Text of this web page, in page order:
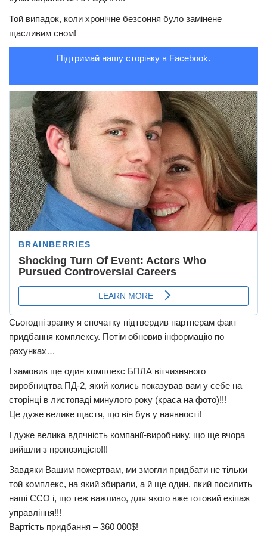
Шоу-біз
#Війна
Той випадок, коли хронічне безсоння було замінене
щасливим сном!
Підтримай нашу сторінку в Facebook.
Сьогодні зранку я спочатку підтвердив партнерам факт
придбання комплексу. Потім обновив інформацію по
рахунках…
І замовив ще один комплекс БПЛА вітчизняного
виробництва ПД-2, який колись показував вам у себе на
сторінці в листопаді минулого року (краса на фото)!!!
Це дуже велике щастя, що він був у наявності!
І дуже велика вдячність компанії-виробнику, що ще вчора
вийшли з пропозицією!!!
Завдяки Вашим пожертвам, ми змогли придбати не тільки
той комплекс, на який збирали, а й ще один, який посилить
наші ССО і, що теж важливо, для якого вже готовий екіпаж
управління!!!
Вартість придбання – 360 000$!